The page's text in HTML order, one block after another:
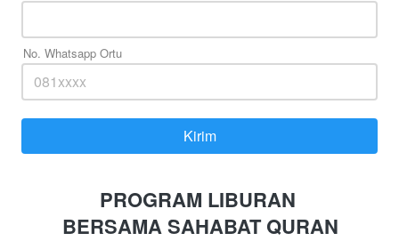
No. Whatsapp Ortu
`Kirim
PROGRAM LIBURAN
BERSAMA SAHABAT QURAN